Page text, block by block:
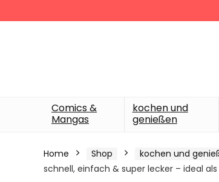
Comics &
Mangas
kochen und
genießen
Home Shop kochen und
schnell, einfach & super lecker – ideal